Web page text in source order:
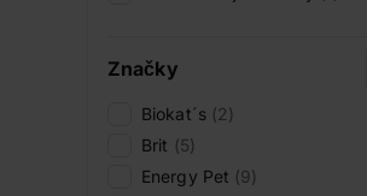
Značky
Biokat´s (2)
Brit (5)
Energy Pet (9)